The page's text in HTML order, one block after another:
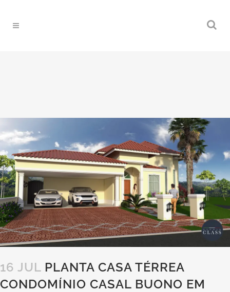
16 JUL PLANTA CASA TÉRREA
CONDOMÍNIO CASAL BUONO EM